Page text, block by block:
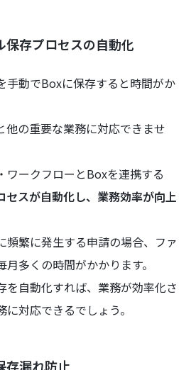
保存プロセスの自動化
手動でBoxに保存すると時間がか
他の重要な業務に対応できませ
ワークフローとBoxを連携する
セスが自動化し、業務効率が向上
頻繁に発生する申請の場合、ファ
多くの時間がかかります。
を自動化すれば、業務が効率化さ
対応できるでしょう。
存漏れ防止